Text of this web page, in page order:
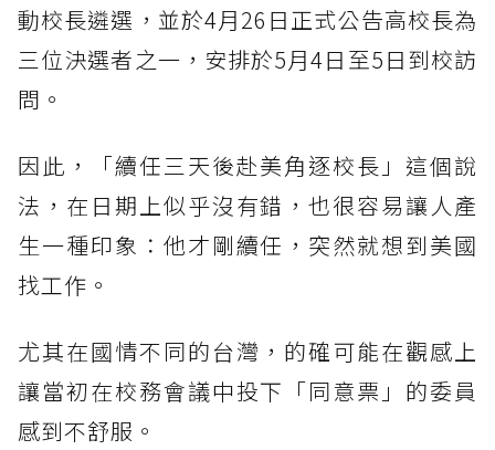
動校長遴選，並於4月26日正式公告高校長為
三位決選者之一，安排於5月4日至5日到校訪
問。
因此，「續任三天後赴美角逐校長」這個說
法，在日期上似乎沒有錯，也很容易讓人產
生一種印象：他才剛續任，突然就想到美國
找工作。
尤其在國情不同的台灣，的確可能在觀感上
讓當初在校務會議中投下「同意票」的委員
感到不舒服。